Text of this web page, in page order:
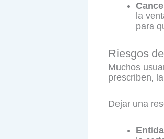
la
para
Riesgos
Muchos
prescriben,
Dejar una